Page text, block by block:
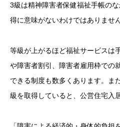
3級は精神障害者保健福祉手帳の
得に意味がないわけではありません
等級が上がるほど福祉サービスは
や障害者割引、障害者雇用枠での
できる制度も数多くあります。ま
級を取得していると、公営住宅入